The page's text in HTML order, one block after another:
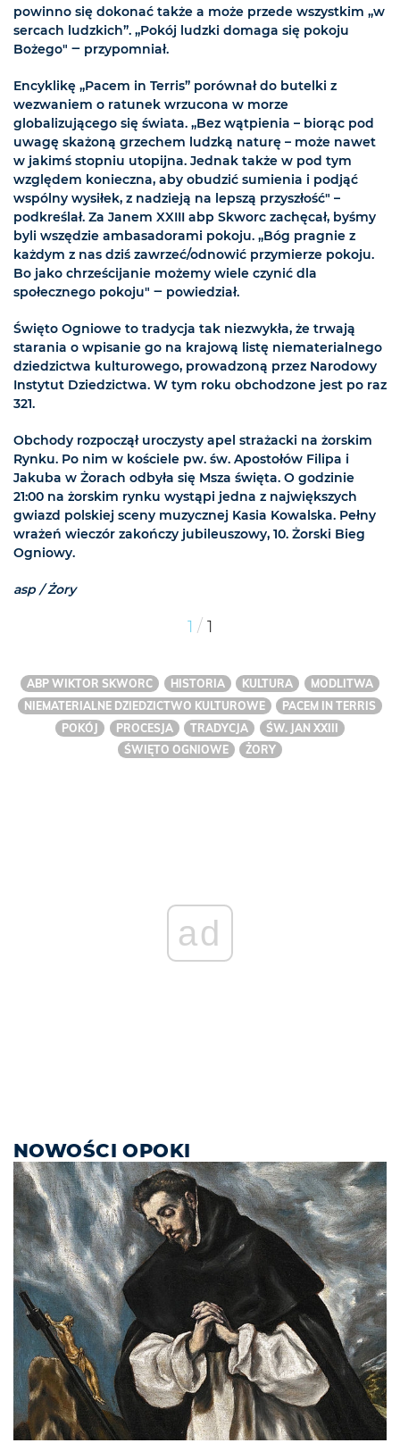
powinno się dokonać także a może przede wszystkim „w
sercach ludzkich”. „Pokój ludzki domaga się pokoju
Bożego" ‒ przypomniał.
Encyklikę „Pacem in Terris” porównał do butelki z
wezwaniem o ratunek wrzucona w morze
globalizującego się świata. „Bez wątpienia – biorąc pod
uwagę skażoną grzechem ludzką naturę – może nawet
w jakimś stopniu utopijna. Jednak także w pod tym
względem konieczna, aby obudzić sumienia i podjąć
wspólny wysiłek, z nadzieją na lepszą przyszłość" –
podkreślał. Za Janem XXIII abp Skworc zachęcał, byśmy
byli wszędzie ambasadorami pokoju. „Bóg pragnie z
każdym z nas dziś zawrzeć/odnowić przymierze pokoju.
Bo jako chrześcijanie możemy wiele czynić dla
społecznego pokoju" ‒ powiedział.
Święto Ogniowe to tradycja tak niezwykła, że trwają
starania o wpisanie go na krajową listę niematerialnego
dziedzictwa kulturowego, prowadzoną przez Narodowy
Instytut Dziedzictwa. W tym roku obchodzone jest po raz
321.
Obchody rozpoczął uroczysty apel strażacki na żorskim
Rynku. Po nim w kościele pw. św. Apostołów Filipa i
Jakuba w Żorach odbyła się Msza święta. O godzinie
21:00 na żorskim rynku wystąpi jedna z największych
gwiazd polskiej sceny muzycznej Kasia Kowalska. Pełny
wrażeń wieczór zakończy jubileuszowy, 10. Żorski Bieg
Ogniowy.
asp / Żory
1 / 1
ABP WIKTOR SKWORC HISTORIA KULTURA
MODLITWA
NIEMATERIALNE DZIEDZICTWO KULTUROWE
PACEM IN TERRIS
POKÓJ
PROCESJA TRADYCJA
ŚW. JAN XXIII
ŚWIĘTO OGNIOWE
ŻORY
ad
NOWOŚCI OPOKI